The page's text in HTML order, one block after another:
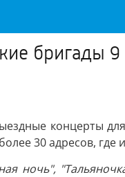
бригады
концерты
30 адресов,
ночь",